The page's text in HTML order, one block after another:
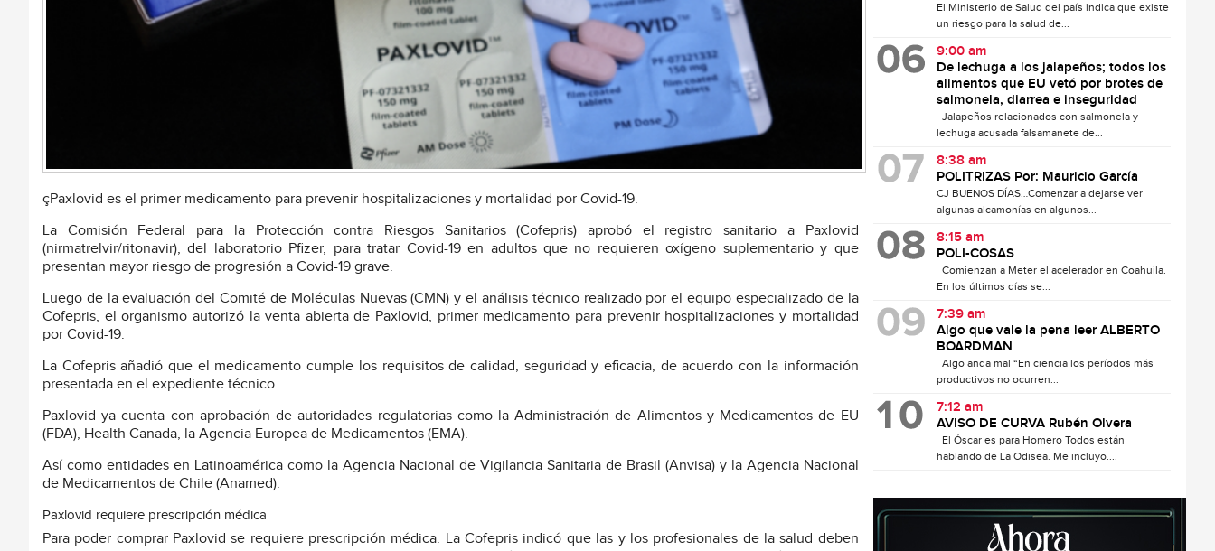
çPaxlovid es el primer medicamento para prevenir hospitalizaciones y mortalidad por Covid-19.
La Comisión Federal para la Protección contra Riesgos Sanitarios (Cofepris) aprobó el registro sanitario a Paxlovid
(nirmatrelvir/ritonavir), del laboratorio Pfizer, para tratar Covid-19 en adultos que no requieren oxígeno suplementario y que
presentan mayor riesgo de progresión a Covid-19 grave.
Luego de la evaluación del Comité de Moléculas Nuevas (CMN) y el análisis técnico realizado por el equipo especializado de la
Cofepris, el organismo autorizó la venta abierta de Paxlovid, primer medicamento para prevenir hospitalizaciones y mortalidad
por Covid-19.
La Cofepris añadió que el medicamento cumple los requisitos de calidad, seguridad y eficacia, de acuerdo con la información
presentada en el expediente técnico.
Paxlovid ya cuenta con aprobación de autoridades regulatorias como la Administración de Alimentos y Medicamentos de EU
(FDA), Health Canada, la Agencia Europea de Medicamentos (EMA).
Así como entidades en Latinoamérica como la Agencia Nacional de Vigilancia Sanitaria de Brasil (Anvisa) y la Agencia Nacional
de Medicamentos de Chile (Anamed).
Paxlovid requiere prescripción médica
Para poder comprar Paxlovid se requiere prescripción médica. La Cofepris indicó que las y los profesionales de la salud deben
El Ministerio de Salud del país indica que existe
un riesgo para la salud de...
9:00 am
De lechuga a los jalapeños; todos los
alimentos que EU vetó por brotes de
salmonela, diarrea e inseguridad
Jalapeños relacionados con salmonela y
lechuga acusada falsamanete de...
8:38 am
POLITRIZAS Por: Mauricio García
CJ BUENOS DÍAS…Comenzar a dejarse ver
algunas alcamonías en algunos...
8:15 am
POLI-COSAS
Comienzan a Meter el acelerador en Coahuila.
En los últimos días se...
7:39 am
Algo que vale la pena leer ALBERTO
BOARDMAN
Algo anda mal “En ciencia los períodos más
productivos no ocurren...
7:12 am
AVISO DE CURVA Rubén Olvera
El Óscar es para Homero Todos están
hablando de La Odisea. Me incluyo....